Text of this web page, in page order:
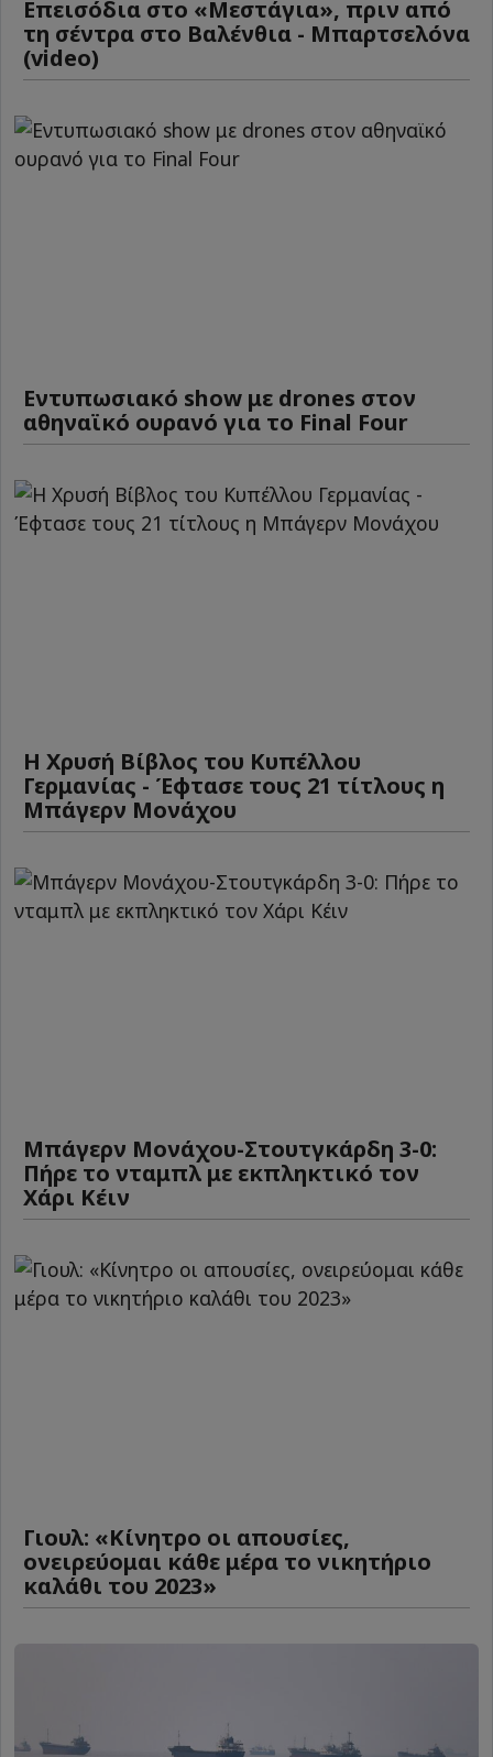
Επεισόδια στο «Μεστάγια», πριν από
τη σέντρα στο Βαλένθια - Μπαρτσελόνα
(video)
Εντυπωσιακό show με drones στον
αθηναϊκό ουρανό για το Final Four
Η Χρυσή Βίβλος του Κυπέλλου
Γερμανίας - Έφτασε τους 21 τίτλους η
Μπάγερν Μονάχου
Μπάγερν Μονάχου-Στουτγκάρδη 3-0:
Πήρε το νταμπλ με εκπληκτικό τον
Χάρι Κέιν
Γιουλ: «Κίνητρο οι απουσίες,
ονειρεύομαι κάθε μέρα το νικητήριο
καλάθι του 2023»